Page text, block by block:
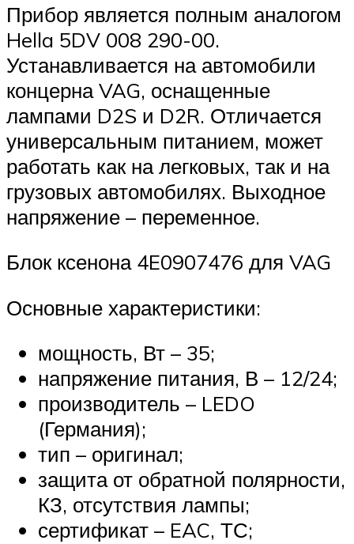
Прибор является полным аналогом
Hella 5DV 008 290-00.
Устанавливается на автомобили
концерна VAG, оснащенные
лампами D2S и D2R. Отличается
универсальным питанием, может
работать как на легковых, так и на
грузовых автомобилях. Выходное
напряжение – переменное.
Блок ксенона 4E0907476 для VAG
Основные характеристики:
мощность, Вт – 35;
напряжение питания, В – 12/24;
производитель – LEDO
(Германия);
тип – оригинал;
защита от обратной полярности,
КЗ, отсутствия лампы;
сертификат – EAC, ТС;